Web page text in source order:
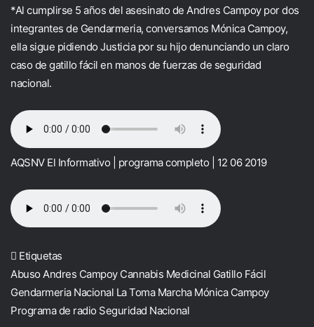
*Al cumplirse 5 años del asesinato de Andres Campoy por dos
integrantes de Gendarmeria, conversamos Mónica Campoy,
ella sigue pidiendo Justicia por su hijo denunciando un claro
caso de gatillo fácil en manos de fuerzas de seguridad
nacional.
AQSNV El Informativo | programa completo | 12 06 2019
Etiquetas
Abuso Andres Campoy Cannabis Medicinal Gatillo Fácil
Gendarmeria Nacional La Toma Marcha Mónica Campoy
Programa de radio Seguridad Nacional